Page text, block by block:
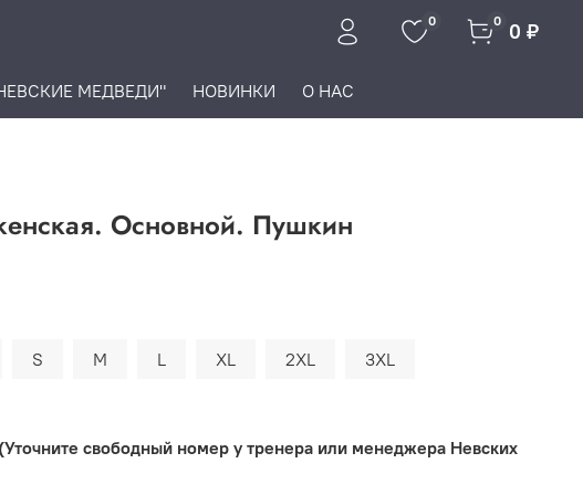
0 0 0 ₽
МЕДВЕДИ" НОВИНКИ О НАС
Основной. Пушкин
S M L XL 2XL 3XL
свободный номер у тренера или менеджера Невских